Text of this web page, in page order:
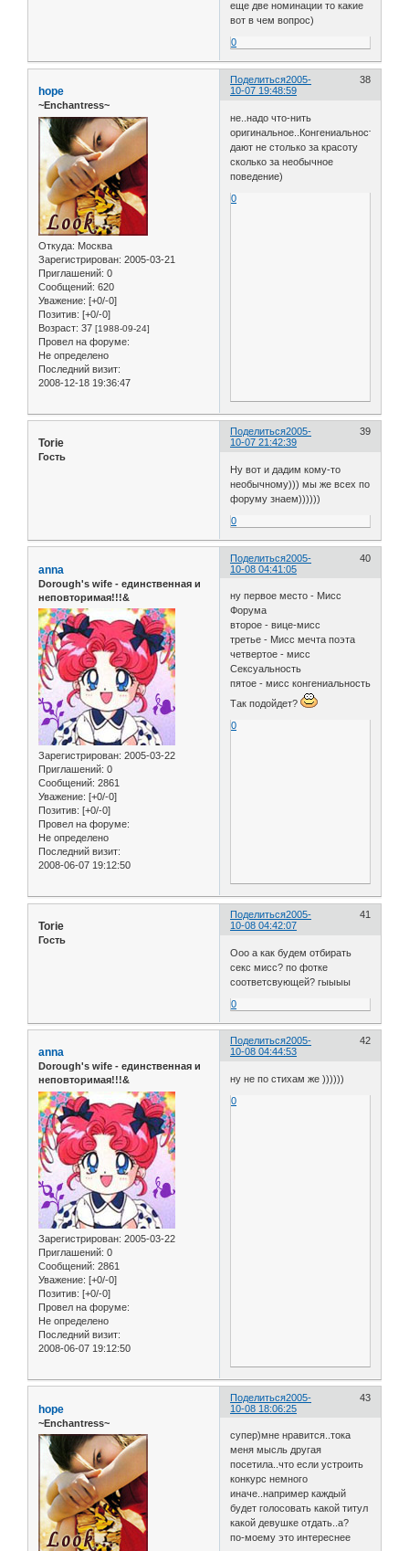
еще две номинации то какие
вот в чем вопрос)
0
Поделиться 38
2005-
10-07 19:48:59
hope
~Enchantress~
Откуда: Москва
Зарегистрирован: 2005-03-21
Приглашений: 0
Сообщений: 620
Уважение: [+0/-0]
Позитив: [+0/-0]
Возраст: 37 [1988-09-24]
Провел на форуме:
Не определено
Последний визит:
2008-12-18 19:36:47
не..надо что-нить
оригинальное..Конгениальность
дают не столько за красоту
сколько за необычное
поведение)
0
Поделиться 39
2005-
10-07 21:42:39
Torie
Гость
Ну вот и дадим кому-то
необычному))) мы же всех по
форуму знаем))))))
0
Поделиться 40
2005-
10-08 04:41:05
anna
Dorough's wife - единственная и
неповторимая!!!&
Зарегистрирован: 2005-03-22
Приглашений: 0
Сообщений: 2861
Уважение: [+0/-0]
Позитив: [+0/-0]
Провел на форуме:
Не определено
Последний визит:
2008-06-07 19:12:50
ну первое место - Мисс
Форума
второе - вице-мисс
третье - Мисс мечта поэта
четвертое - мисс
Сексуальность
пятое - мисс конгениальность
Так подойдет?
0
Поделиться 41
2005-
10-08 04:42:07
Torie
Гость
Ооо а как будем отбирать
секс мисс? по фотке
соответсвующей? гыыыы
0
Поделиться 42
2005-
10-08 04:44:53
anna
Dorough's wife - единственная и
неповторимая!!!&
Зарегистрирован: 2005-03-22
Приглашений: 0
Сообщений: 2861
Уважение: [+0/-0]
Позитив: [+0/-0]
Провел на форуме:
Не определено
Последний визит:
2008-06-07 19:12:50
ну не по стихам же ))))))
0
Поделиться 43
2005-
10-08 18:06:25
hope
~Enchantress~
супер)мне нравится..тока
меня мысль другая
посетила..что если устроить
конкурс немного
иначе..например каждый
будет голосовать какой титул
какой девушке отдать..а?
по-моему это интереснее